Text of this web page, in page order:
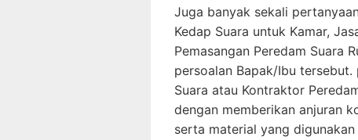
Juga banyak sekali
Kedap Suara untuk Kamar,
Pemasangan Peredam Suara
persoalan Bapak/Ibu tersebut.
Suara atau Kontraktor
dengan memberikan anjuran
serta material yang